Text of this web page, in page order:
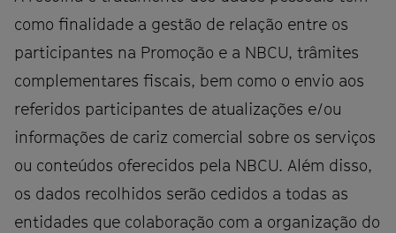
como finalidade a gestão de relação entre os
participantes na Promoção e a NBCU, trâmites
complementares fiscais, bem como o envio aos
referidos participantes de atualizações e/ou
informações de cariz comercial sobre os serviços
ou conteúdos oferecidos pela NBCU. Além disso,
os dados recolhidos serão cedidos a todas as
entidades que colaboração com a organização do